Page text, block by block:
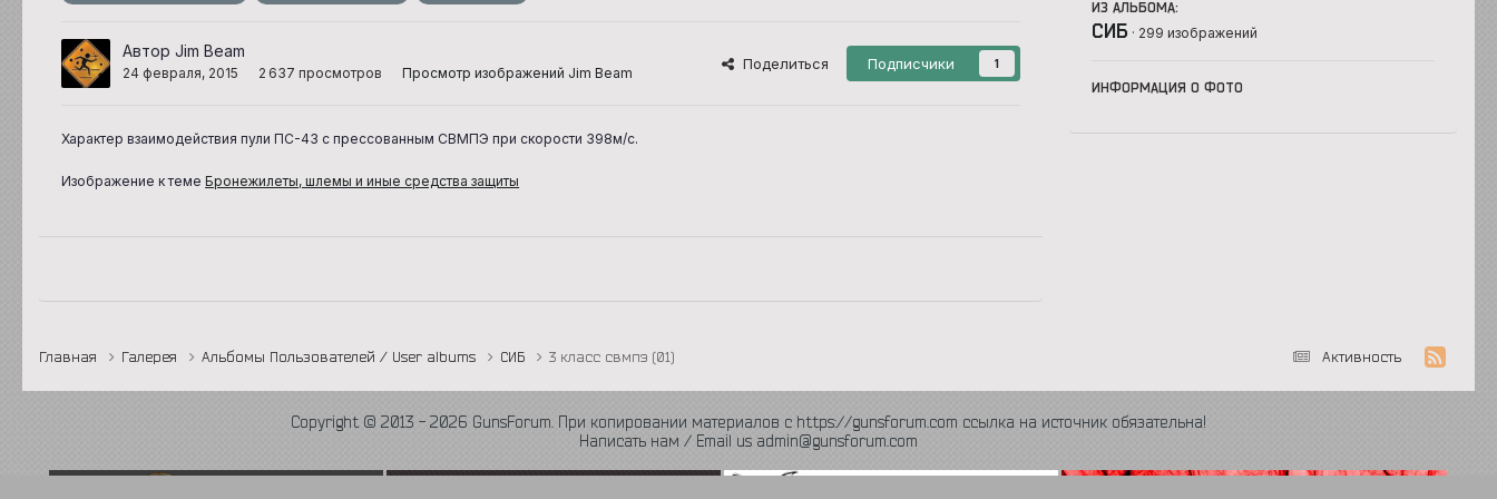
Автор Jim Beam
24 февраля, 2015 2 637 просмотров Просмотр изображений Jim Beam
Поделиться Подписчики 1
Характер взаимодействия пули ПС-43 с прессованным СВМПЭ при скорости 398м/с.
Изображение к темеБронежилеты, шлемы и иные средства защиты
ИЗ АЛЬБОМА:
СИБ · 299 изображений
ИНФОРМАЦИЯ О ФОТО
Активность
Главная Галерея Альбомы Пользователей / User albums СИБ 3 класс свмпэ (01)
Copyright © 2013 - 2026 GunsForum. При копировании материалов с https://gunsforum.com ссылка на источник обязательна!
Написать нам / Email us admin@gunsforum.com